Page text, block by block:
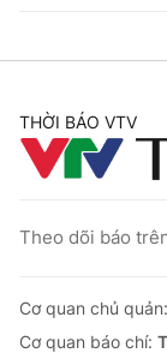
THỜI BÁO VTV
Theo dõi báo
Cơ quan chủ
Cơ quan báo chí: